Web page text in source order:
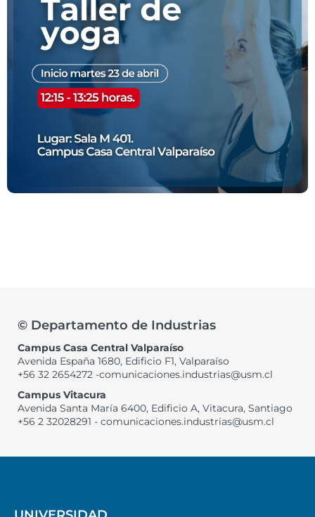
© Departamento de Industrias
Campus Casa Central Valparaíso
Avenida España 1680, Edificio F1, Valparaíso
+56 32 2654272 -comunicaciones.industrias@usm.cl
Campus Vitacura
Avenida Santa María 6400, Edificio A, Vitacura, Santiago
+56 2 32028291 - comunicaciones.industrias@usm.cl